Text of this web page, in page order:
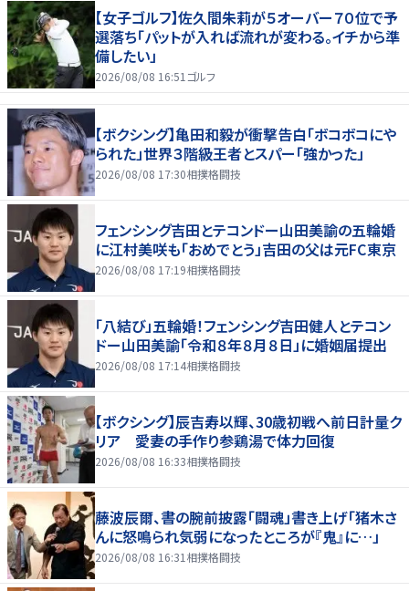
【女子ゴルフ】佐久間朱莉が５オーバー７０位で予
選落ち「パットが入れば流れが変わる。イチから準
備したい」
2026/08/08 16:51 ゴルフ
【ボクシング】亀田和毅が衝撃告白「ボコボコにや
られた」世界３階級王者とスパー「強かった」
2026/08/08 17:30相撲格闘技
フェンシング吉田とテコンドー山田美諭の五輪婚
に江村美咲も「おめでとう」吉田の父は元FC東京
2026/08/08 17:19相撲格闘技
「八結び」五輪婚！フェンシング吉田健人とテコン
ドー山田美諭「令和８年８月８日」に婚姻届提出
2026/08/08 17:14相撲格闘技
【ボクシング】辰吉寿以輝、30歳初戦へ前日計量ク
リア 愛妻の手作り参鶏湯で体力回復
2026/08/08 16:33相撲格闘技
藤波辰爾、書の腕前披露「闘魂」書き上げ「猪木さ
んに怒鳴られ気弱になったところが『鬼』に…」
2026/08/08 16:31 相撲格闘技